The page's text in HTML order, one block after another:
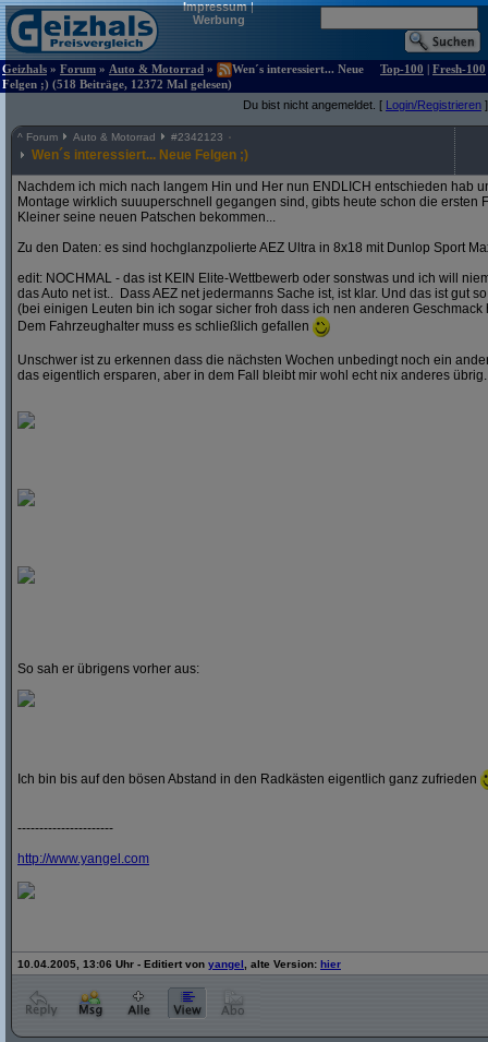
Impressum|
Werbung
Geizhals » Forum » Auto & Motorrad »
Wen´s interessiert... Neue
Felgen ;) (518 Beiträge, 12372 Mal gelesen)
Top-100 | Fresh-100
Du bist nicht angemeldet. [ Login/Registrieren ]
^ Forum Auto & Motorrad #2342123
Wen´s interessiert... Neue Felgen ;)
Nachdem ich mich nach langem Hin und Her nun ENDLICH entschieden hab
Montage wirklich suuuperschnell gegangen sind, gibts heute schon die ersten
Kleiner seine neuen Patschen bekommen...
Zu den Daten: es sind hochglanzpolierte AEZ Ultra in 8x18 mit Dunlop Sport
edit: NOCHMAL - das ist KEIN Elite-Wettbewerb oder sonstwas und ich will
das Auto net ist.. Dass AEZ net jedermanns Sache ist, ist klar. Und das ist gut
(bei einigen Leuten bin ich sogar sicher froh dass ich nen anderen Geschmack
Dem Fahrzeughalter muss es schließlich gefallen
Unschwer ist zu erkennen dass die nächsten Wochen unbedingt noch ein
das eigentlich ersparen, aber in dem Fall bleibt mir wohl echt nix anderes
So sah er übrigens vorher aus:
Ich bin bis auf den bösen Abstand in den Radkästen eigentlich ganz zufrieden
----------------------
http://www.yangel.com
10.04.2005, 13:06 Uhr - Editiert von yangel , alte Version: hier